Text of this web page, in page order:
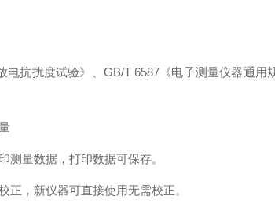
抗扰度试验》、GB/T 6587《电子测量仪器通用
量数据，打印数据可保存。
，新仪器可直接使用无需校正。